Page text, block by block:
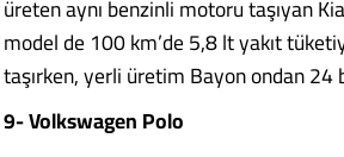
üreten aynı benzinli motoru taşıyan
model de 100 km’de 5,8 lt yakıt
taşırken, yerli üretim Bayon ondan 24
9- Volkswagen Polo